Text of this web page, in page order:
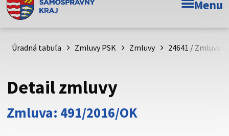
Toto je oficiálna webová stránka Prešovského
psk.sk.
Buďte pozorní a vždy sa uistite, že zdieľate informácie iba
cez zabezpečenú webovú stránku. Zabezpečená stránka
vždy začína https:// pred názvom domény webového sídla.
Menu
Úradná tabuľa Zmluvy PSK Zmluvy 24641 / Zmluva
Detail zmluvy
Zmluva: 491/2016/OK